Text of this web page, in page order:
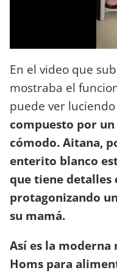
En el video que
mostraba el
puede ver
compuesto por
cómodo. Aitana,
enterito blanco
que tiene detalles
protagonizando
su mamá.
Así es la moderna
Homs para